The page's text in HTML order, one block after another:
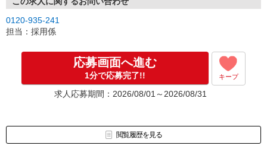
0120-935-241
担当：採用係
応募画面へ進む
1分で応募完了!! キープ
求人応募期間：2026/08/01～2026/08/31
閲覧履歴を見る